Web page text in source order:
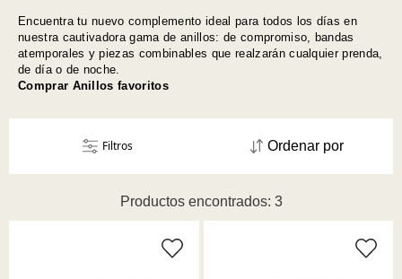
Encuentra tu nuevo complemento ideal para todos los días en
nuestra cautivadora gama de anillos: de compromiso, bandas
atemporales y piezas combinables que realzarán cualquier prenda,
de día o de noche.
Comprar Anillos favoritos
Productos encontrados: 3
Ordenar por
Mejor descuento
Filtros